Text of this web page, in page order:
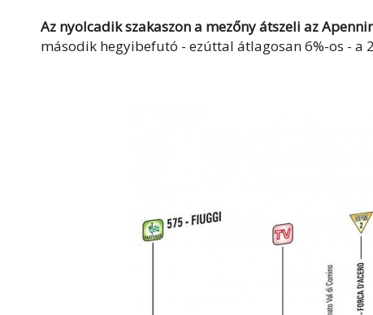
Az nyolcadik szakaszon a mezőny átszeli az
második hegyibefutó - ezúttal átlagosan 6%-os - a